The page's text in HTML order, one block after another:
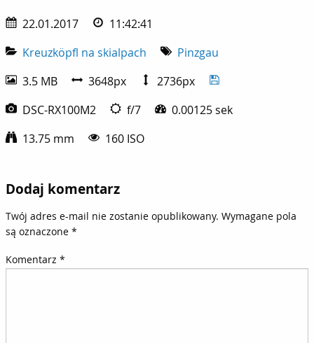
22.01.2017
11:42:41
Kreuzköpfl na skialpach
Pinzgau
3.5 MB
3648px
2736px
DSC-RX100M2
f/7
0.00125 sek
13.75 mm
160 ISO
Dodaj komentarz
Twój adres e-mail nie zostanie opublikowany. Wymagane pola
są oznaczone *
Komentarz *